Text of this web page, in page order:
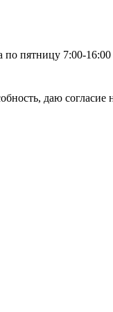
пятницу 7:00-
даю